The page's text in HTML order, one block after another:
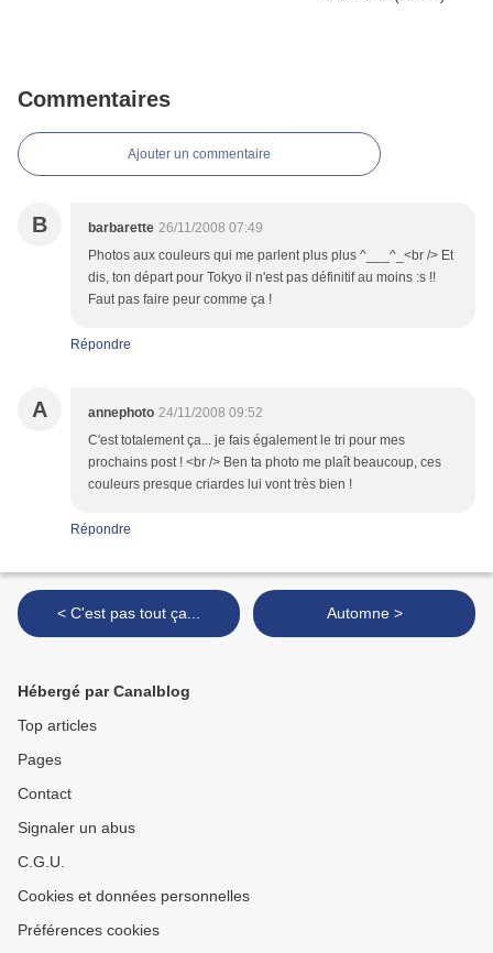
Commentaires
Ajouter un commentaire
B barbarette 26/11/2008 07:49
Photos aux couleurs qui me parlent plus plus ^___^_<br /> Et
dis, ton départ pour Tokyo il n'est pas définitif au moins :s !!
Faut pas faire peur comme ça !
Répondre
A annephoto 24/11/2008 09:52
C'est totalement ça... je fais également le tri pour mes
prochains post ! <br /> Ben ta photo me plaît beaucoup, ces
couleurs presque criardes lui vont très bien !
Répondre
< C'est pas tout ça... Automne >
Hébergé par Canalblog
Top articles
Pages
Contact
Signaler un abus
C.G.U.
Cookies et données personnelles
Préférences cookies